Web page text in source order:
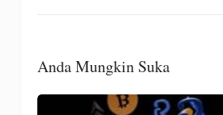
Anda Mungkin Suka